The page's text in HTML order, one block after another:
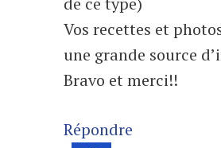
Vos recettes et
une grande source
Bravo et merci!!
Répondre